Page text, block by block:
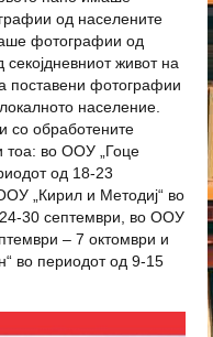
од населените
фотографии од
живот на
поставени фотографии
население.
со обработените
тоа: во ООУ „Гоце
од 18-23
„Кирил и Методиј“ во
30 септември, во ООУ
– 7 октомври и
во периодот од 9-15